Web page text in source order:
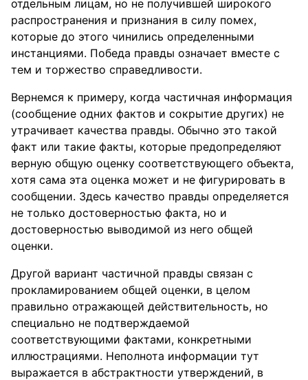
отдельным лицам, но не получившей широкого
распространения и признания в силу помех,
которые до этого чинились определенными
инстанциями. Победа правды означает вместе с
тем и торжество справедливости.
Вернемся к примеру, когда частичная информация
(сообщение одних фактов и сокрытие других) не
утрачивает качества правды. Обычно это такой
факт или такие факты, которые предопределяют
верную общую оценку соответствующего объекта,
хотя сама эта оценка может и не фигурировать в
сообщении. Здесь качество правды определяется
не только достоверностью факта, но и
достоверностью выводимой из него общей
оценки.
Другой вариант частичной правды связан с
прокламированием общей оценки, в целом
правильно отражающей действительность, но
специально не подтверждаемой
соответствующими фактами, конкретными
иллюстрациями. Неполнота информации тут
выражается в абстрактности утверждений, в